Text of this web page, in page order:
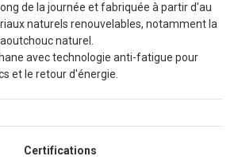
de la journée et fabriquée à partir d'au
naturels renouvelables, notamment la
naturel.
avec technologie anti-fatigue pour
et le retour d'énergie.
Certifications